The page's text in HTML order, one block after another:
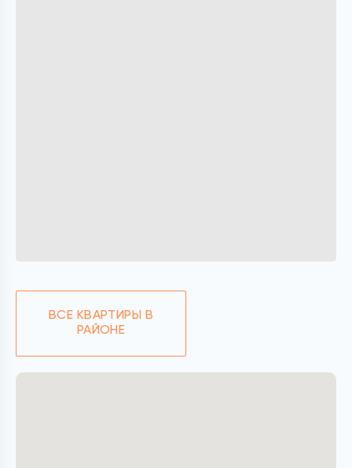
ВСЕ КВАРТИРЫ В
РАЙОНЕ